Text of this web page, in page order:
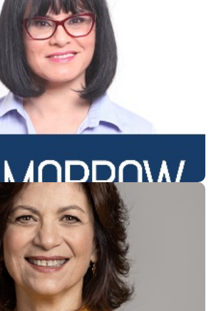
חני שפיס
מנכ"לית TOMORROW
ד"ר אנאבלה שקד
רגעי קסם